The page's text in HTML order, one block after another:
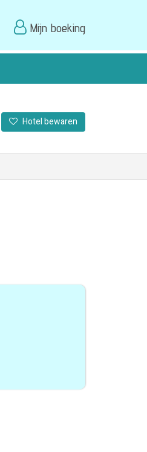
Mijn boeking
Hotel bewaren